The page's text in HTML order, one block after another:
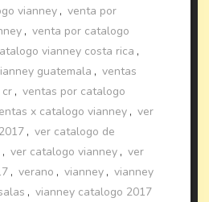
vianney , venta por
, venta por catalogo
vianney costa rica ,
guatemala , ventas
, ventas por catalogo
x catalogo vianney , ver
, ver catalogo de
, ver catalogo vianney , ver
, verano , vianney , vianney
, vianney catalogo 2017